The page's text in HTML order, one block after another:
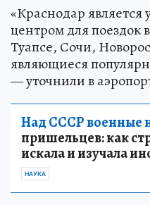
«Краснодар
центром для поездок
Туапсе, Сочи,
являющиеся
— уточнили в
Над СССР военные
пришельцев: как
искала и изучала
НАУКА